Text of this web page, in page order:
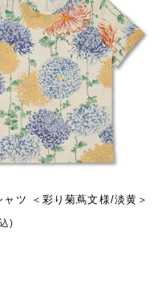
ツ ＜彩り菊蔦文様/淡黄＞
)